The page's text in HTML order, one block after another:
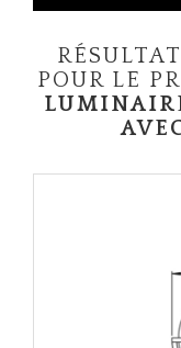
POUR LE